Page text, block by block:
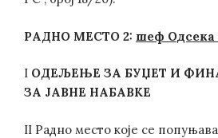
РАДНО МЕСТО 2: шеф Одсека
I ОДЕЉЕЊЕ ЗА БУЏЕТ И
ЗА ЈАВНЕ НАБАВКЕ
II Радно место које се